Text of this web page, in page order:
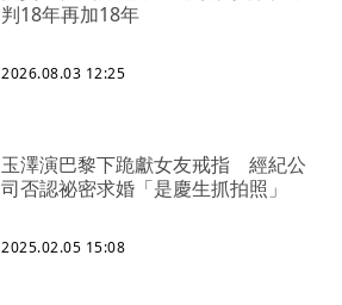
判18年再加18年
2026.08.03 12:25
玉澤演巴黎下跪獻女友戒指 經紀公
司否認祕密求婚「是慶生抓拍照」
2025.02.05 15:08